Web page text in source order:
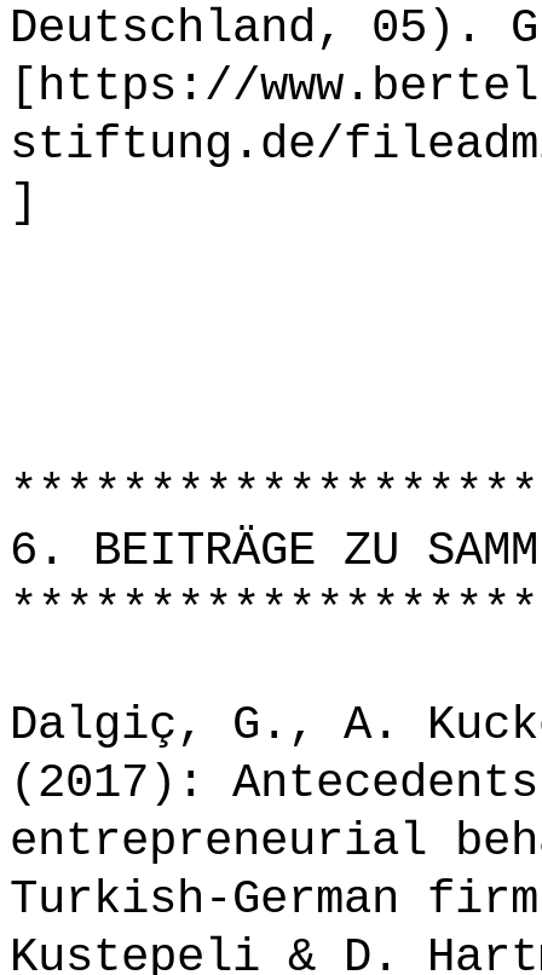
Deutschland, 05).
[https://
stiftung.de/
]
6. BEITRÄGE ZU
Dalgiç, G., A.
(2017):
entrepreneurial
Turkish-German
Kustepeli & D.